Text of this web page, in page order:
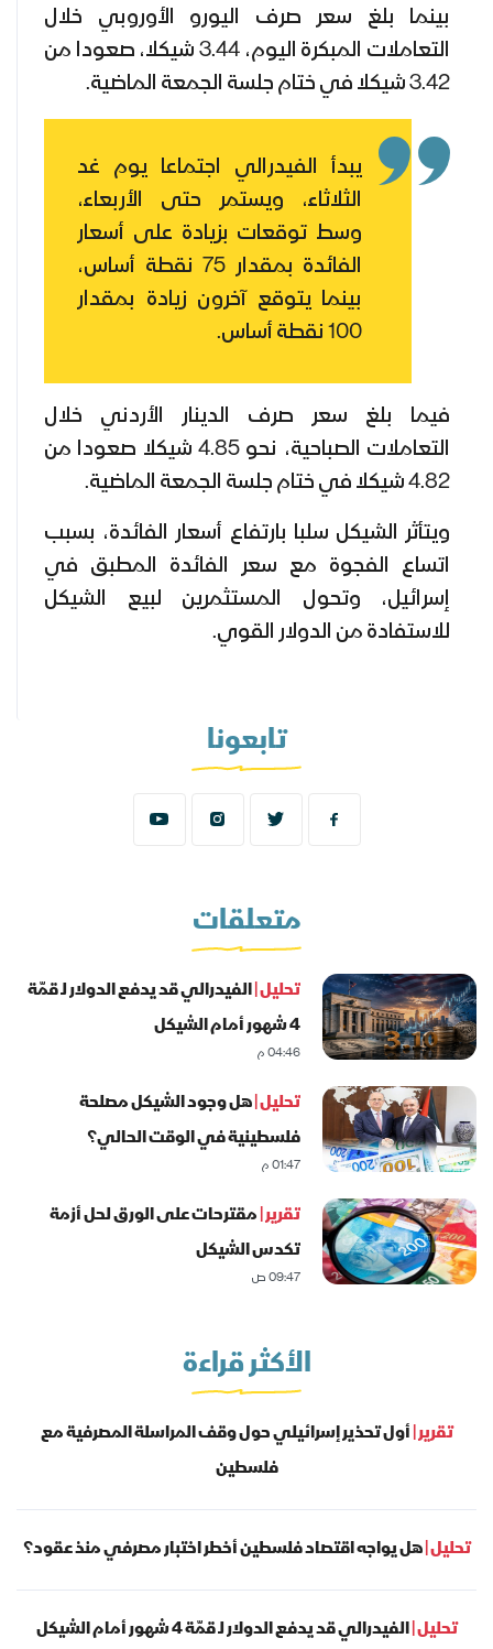
بينما بلغ سعر صرف اليورو الأوروبي خلال
التعاملات المبكرة اليوم، 3.44 شيكلا، صعودا من
3.42 شيكلا في ختام جلسة الجمعة الماضية.
يبدأ الفيدرالي اجتماعا يوم غد
الثلاثاء، ويستمر حتى الأربعاء،
وسط توقعات بزيادة على أسعار
الفائدة بمقدار 75 نقطة أساس،
بينما يتوقع آخرون زيادة بمقدار
100 نقطة أساس.
فيما بلغ سعر صرف الدينار الأردني خلال
التعاملات الصباحية، نحو 4.85 شيكلا صعودا من
4.82 شيكلا في ختام جلسة الجمعة الماضية.
ويتأثر الشيكل سلبا بارتفاع أسعار الفائدة، بسبب
اتساع الفجوة مع سعر الفائدة المطبق في
إسرائيل، وتحول المستثمرين لبيع الشيكل
للاستفادة من الدولار القوي.
تابعونا
متعلقات
تحليل |الفيدرالي قد يدفع الدولار لـ قمّة
4 شهور أمام الشيكل
04:46 م
تحليل |هل وجود الشيكل مصلحة
فلسطينية في الوقت الحالي؟
01:47 م
تقرير |مقترحات على الورق لحل أزمة
تكدس الشيكل
09:47 ص
الأكثر قراءة
تقرير |أول تحذير إسرائيلي حول وقف المراسلة المصرفية مع
فلسطين
تحليل |هل يواجه اقتصاد فلسطين أخطر اختبار مصرفي منذ عقود؟
تحليل |الفيدرالي قد يدفع الدولار لـ قمّة 4 شهور أمام الشيكل